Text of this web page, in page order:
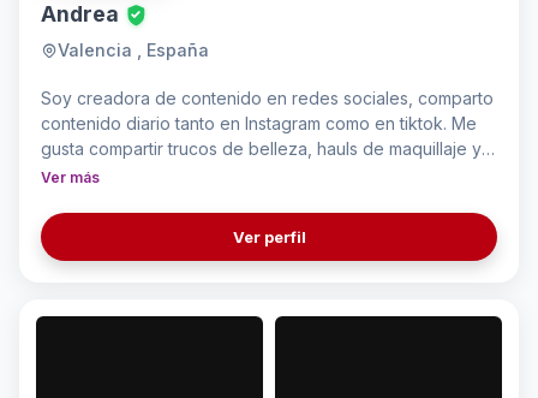
Andrea
Valencia , España
Soy creadora de contenido en redes sociales, comparto
contenido diario tanto en Instagram como en tiktok. Me
gusta compartir trucos de belleza, hauls de maquillaje y
decoración, ideas de outfits, reseñas de productos,
Ver más
Ver perfil